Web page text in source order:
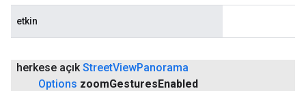
etkin
herkese açıkStreetViewPanorama
Options zoomGesturesEnabled